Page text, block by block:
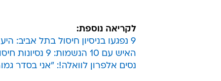
לקריאה נוספת:
9 נפגעו בניסיון חיסול בתל אביב: היעד - נסים אלפרון
האיש עם 10 הנשמות: 9 נסיונות חיסול ב-12 שנים
נסים אלפרון לוואלה!: "אני בסדר